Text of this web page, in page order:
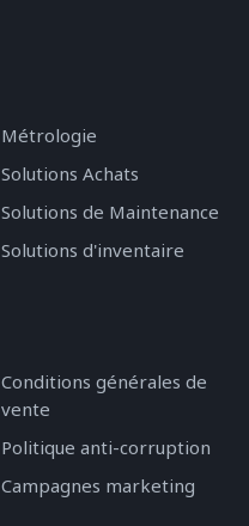
Métrologie
Solutions Achats
Solutions de Maintenance
Solutions d'inventaire
Conditions générales de
vente
Politique anti-corruption
Campagnes marketing